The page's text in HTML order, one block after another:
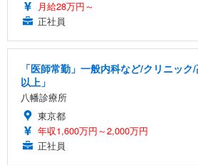
ュチェア 人間工学 疲れない
Sezlife オフィスチェア デ
ョン PCチェア 通気性メッ
EV2740X-WT | 27.0型4K
￥109,572
x2袋(84枚) ホワイト(吸収面
月給28万円～
正社員
「医師常勤」一般内科など/クリニッ
以上」
八幡診療所
東京都
年収1,600万円～2,000万円
正社員